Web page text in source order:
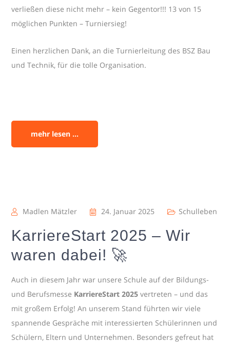
verließen diese nicht mehr – kein Gegentor!!! 13 von 15
möglichen Punkten – Turniersieg!
Einen herzlichen Dank, an die Turnierleitung des BSZ Bau
und Technik, für die tolle Organisation.
mehr lesen ...
Madlen Mätzler 24. Januar 2025 Schulleben
KarriereStart 2025 – Wir
waren dabei! 🚀
Auch in diesem Jahr war unsere Schule auf der Bildungs-
und Berufsmesse KarriereStart 2025 vertreten – und das
mit großem Erfolg! An unserem Stand führten wir viele
spannende Gespräche mit interessierten Schülerinnen und
Schülern, Eltern und Unternehmen. Besonders gefreut hat